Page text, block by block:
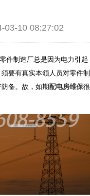
03-10 08:27:02
件制造厂总是因为电力引起
要有真实本领人员对零件制
备。故，如期配电房维保很